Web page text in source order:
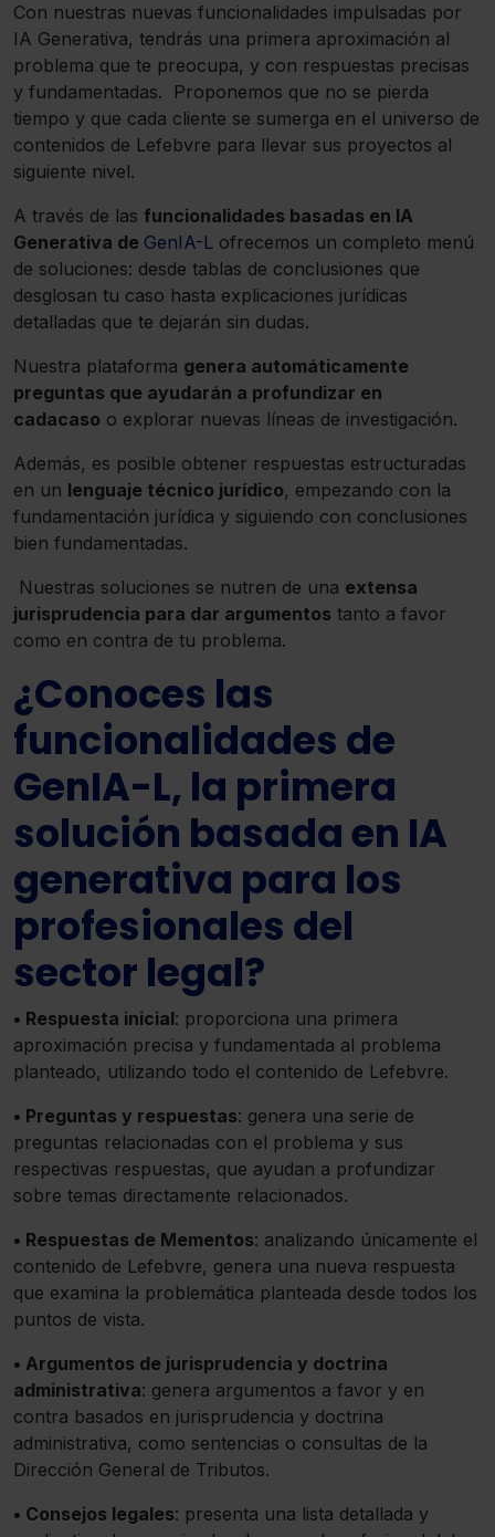
Con nuestras nuevas funcionalidades impulsadas por
IA Generativa, tendrás una primera aproximación al
problema que te preocupa, y con respuestas precisas
y fundamentadas. Proponemos que no se pierda
tiempo y que cada cliente se sumerga en el universo de
contenidos de Lefebvre para llevar sus proyectos al
siguiente nivel.
A través de las funcionalidades basadas en IA
Generativa de GenIA-L ofrecemos un completo menú
de soluciones: desde tablas de conclusiones que
desglosan tu caso hasta explicaciones jurídicas
detalladas que te dejarán sin dudas.
Nuestra plataforma genera automáticamente
preguntas que ayudarán a profundizar en
cadacaso o explorar nuevas líneas de investigación.
Además, es posible obtener respuestas estructuradas
en un lenguaje técnico jurídico, empezando con la
fundamentación jurídica y siguiendo con conclusiones
bien fundamentadas.
Nuestras soluciones se nutren de una extensa
jurisprudencia para dar argumentos tanto a favor
como en contra de tu problema.
¿Conoces las
funcionalidades de
GenIA-L, la primera
solución basada en IA
generativa para los
profesionales del
sector legal?
• Respuesta inicial: proporciona una primera
aproximación precisa y fundamentada al problema
planteado, utilizando todo el contenido de Lefebvre.
• Preguntas y respuestas: genera una serie de
preguntas relacionadas con el problema y sus
respectivas respuestas, que ayudan a profundizar
sobre temas directamente relacionados.
• Respuestas de Mementos: analizando únicamente el
contenido de Lefebvre, genera una nueva respuesta
que examina la problemática planteada desde todos los
puntos de vista.
• Argumentos de jurisprudencia y doctrina
administrativa: genera argumentos a favor y en
contra basados en jurisprudencia y doctrina
administrativa, como sentencias o consultas de la
Dirección General de Tributos.
• Consejos legales: presenta una lista detallada y